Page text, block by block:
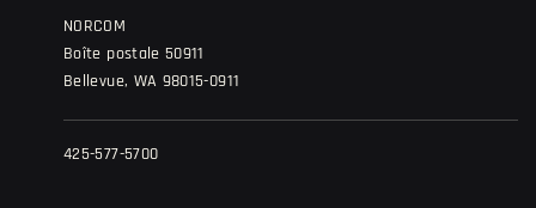
NORCOM
Boîte postale 50911
Bellevue, WA 98015-0911
425-577-5700